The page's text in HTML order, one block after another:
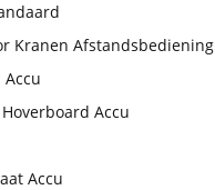
Kranen Afstandsbediening
Accu
Accu
Accu